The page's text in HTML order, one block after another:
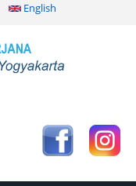
English